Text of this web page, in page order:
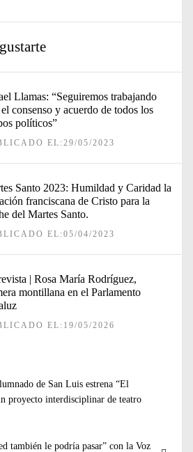
Llamas: “Seguiremos trabajando
consenso y acuerdo de todos los
políticos”
EL:29/05/2023
Santo 2023: Humildad y Caridad la
franciscana de Cristo para la
del Martes Santo.
EL:05/04/2023
| Rosa María Rodríguez,
montillana en el Parlamento
EL:19/05/2026
de San Luis estrena “El
proyecto interdisciplinar de teatro
también le podría pasar” con la Voz